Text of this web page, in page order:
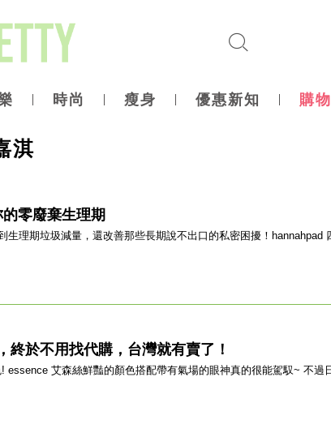
時尚 瘦身 優惠新知 購
淇
零廢棄生理期
理期垃圾減量，還改善那些長期說不出口的私密困擾！hannahpad
終於不用找代購，台灣就有賣了！